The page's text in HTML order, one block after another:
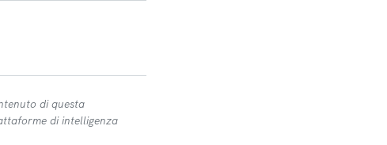
di questa
di intelligenza